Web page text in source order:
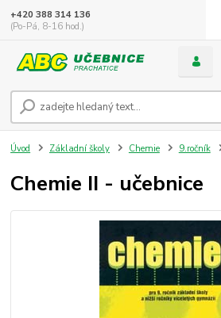
+420 388 314 136
(Po-Pá, 8-16 hod.)
Úvod Základní školy Chemie 9.ročník
Chemie II - učebnice